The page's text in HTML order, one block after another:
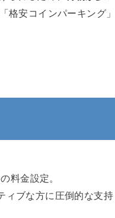
格安コインパーキング」
料金設定。
ィブな方に圧倒的な支持